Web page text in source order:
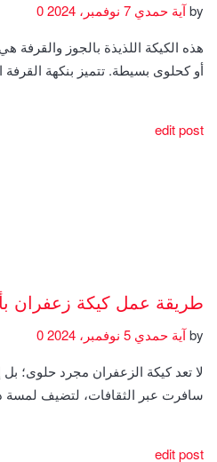
byآية حمدي
هذه الكيكة اللذيذة بالجوز والقرفة
أو كحلوى بسيطة. تتميز بنكهة
edit post
طريقة عمل كيكة زعفران
byآية حمدي
لا تعد كيكة الزعفران مجرد حلوى؛
سافرت عبر الثقافات، لتضيف لمسة
edit post